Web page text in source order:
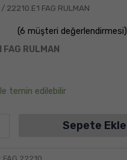
/ 22210.E1 FAG RULMAN
(6 müşteri değerlendirmesi)
RULMAN
temin edilebilir
Sepete Ekle